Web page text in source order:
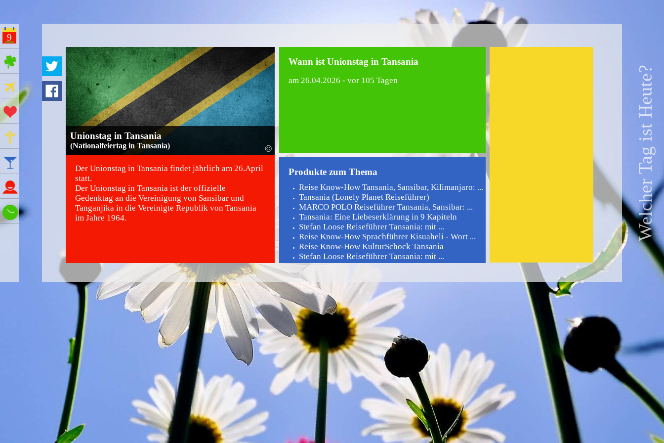
Welcher Tag ist Heute?
9
ges Feiertage
Ferien
Aktionstage
Gedenktage
Namenstage
Wie spät ist es?
Unionstag in Tansania
(Nationalfeiertag in Tansania) ©
Der Unionstag in Tansania findet jährlich am 26.April
statt.
Der Unionstag in Tansania ist der offizielle
Gedenktag an die Vereinigung von Sansibar und
Tanganjika in die Vereinigte Republik von Tansania
im Jahre 1964.
Wann ist Unionstag in Tansania
am26.04.2026 - vor 105 Tagen
Produkte zum Thema
Reise Know-How Tansania, Sansibar, Kilimanjaro: ...
Tansania (Lonely Planet Reiseführer)
MARCO POLO Reiseführer Tansania, Sansibar: ...
Tansania: Eine Liebeserklärung in 9 Kapiteln
Stefan Loose Reiseführer Tansania: mit ...
Reise Know-How Sprachführer Kisuaheli - Wort ...
Reise Know-How KulturSchock Tansania
Stefan Loose Reiseführer Tansania: mit ...